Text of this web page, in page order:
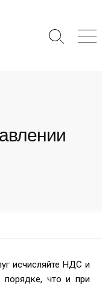
Search
исчисляйте НДС и
что и при